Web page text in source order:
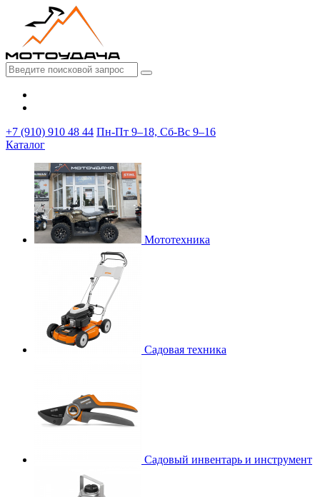
+7 (910) 910 48 44 Пн-Пт 9–18, Сб-Вс 9–16
Каталог
Мототехника
Садовая техника
Садовый инвентарь и инструмент